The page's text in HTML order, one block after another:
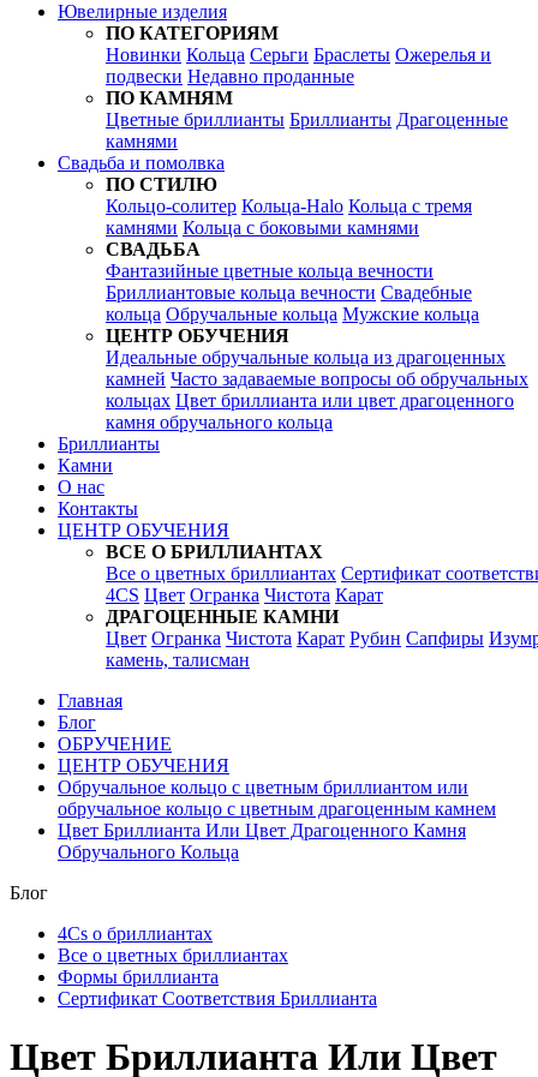
Ювелирные изделия
ПО КАТЕГОРИЯМ
Новинки Кольца Серьги Браслеты Ожерелья и
подвески Недавно проданные
ПО КАМНЯМ
Цветные бриллианты Бриллианты Драгоценные
камнями
Свадьба и помолвка
ПО СТИЛЮ
Кольцо-солитер Кольца-Halo Кольца c тремя
камнями Кольца c боковыми камнями
СВАДЬБА
Фантазийные цветные кольца вечности
Бриллиантовые кольца вечности Свадебные
кольца Обручальные кольца Мужские кольца
ЦЕНТР ОБУЧЕНИЯ
Идеальные обручальные кольца из драгоценных
камней Часто задаваемые вопросы об обручальных
кольцах Цвет бриллианта или цвет драгоценного
камня обручального кольца
Бриллианты
Камни
О нас
Контакты
ЦЕНТР ОБУЧЕНИЯ
ВСЕ О БРИЛЛИАНТАХ
Все о цветных бриллиантах Сертификат
4CS Цвет Огранка Чистота Карат
ДРАГОЦЕННЫЕ КАМНИ
Цвет Огранка Чистота Карат Рубин Сапфиры
камень, талисман
Главная
Блог
ОБРУЧЕНИЕ
ЦЕНТР ОБУЧЕНИЯ
Обручальное кольцо с цветным бриллиантом или
обручальное кольцо с цветным драгоценным камнем
Цвет Бриллианта Или Цвет Драгоценного Камня
Обручального Кольца
Блог
4Cs о бриллиантах
Все о цветных бриллиантах
Формы бриллианта
Сертификат Соответствия Бриллианта
Цвет Бриллианта Или Цвет